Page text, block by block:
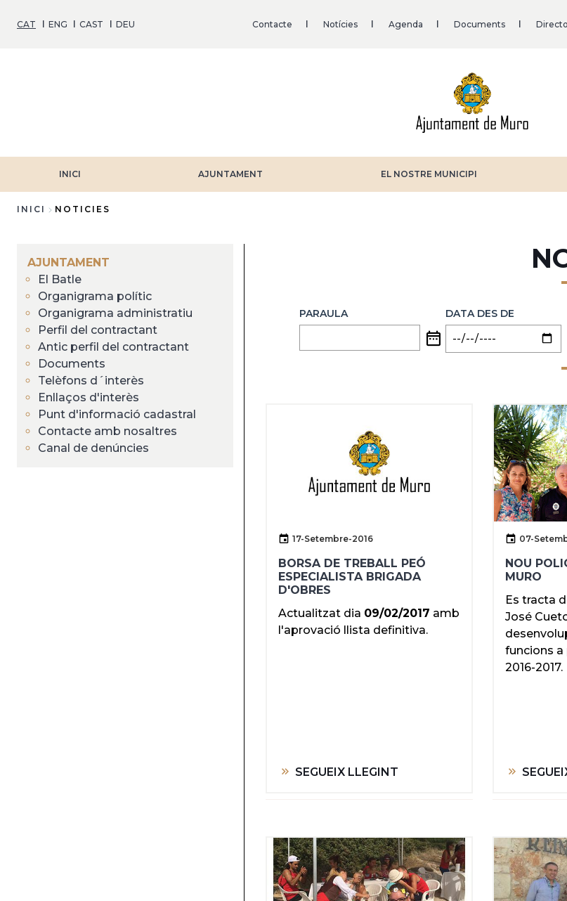
CAT ENG CAST DEU Contacte Notícies Agenda Documents
INICI AJUNTAMENT EL NOSTRE MUNICIPI
d'Ariadna
INICI NOTICIES
AJUNTAMENT
El Batle
Organigrama polític
Organigrama administratiu
Perfil del contractant
Antic perfil del contractant
Documents
Telèfons d´interès
Enllaços d'interès
Punt d'informació cadastral
Contacte amb nosaltres
Canal de denúncies
PARAULA DATA DES DE
17-Setembre-2016
BORSA DE TREBALL PEÓ
ESPECIALISTA BRIGADA
D'OBRES
Actualitzat dia 09/02/2017 amb
l'aprovació llista definitiva.
SEGUEIX LLEGINT
07-
NOU
MURO
Es tracta
José
funcions
2016-2017.